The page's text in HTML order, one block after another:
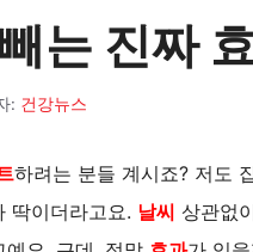
는 진짜
: 건강뉴스
하려는 분들 계시죠? 저도
딱이더라고요. 날씨 상관없